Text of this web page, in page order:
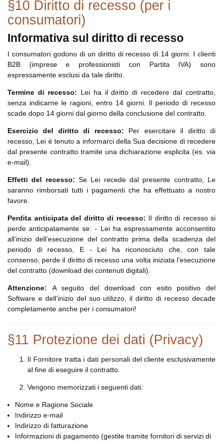
§10 Diritto di recesso (per i
consumatori)
Informativa sul diritto di recesso
I consumatori godono di un diritto di recesso di 14 giorni. I clienti
B2B (imprese e professionisti con Partita IVA) sono
espressamente esclusi da tale diritto.
Termine di recesso: Lei ha il diritto di recedere dal contratto,
senza indicarne le ragioni, entro 14 giorni. Il periodo di recesso
scade dopo 14 giorni dal giorno della conclusione del contratto.
Esercizio del diritto di recesso: Per esercitare il diritto di
recesso, Lei è tenuto a informarci della Sua decisione di recedere
dal presente contratto tramite una dichiarazione esplicita (es. via
e-mail).
Effetti del recesso: Se Lei recede dal presente contratto, Le
saranno rimborsati tutti i pagamenti che ha effettuato a nostro
favore.
Perdita anticipata del diritto di recesso: Il diritto di recesso si
perde anticipatamente se: - Lei ha espressamente acconsentito
all’inizio dell’esecuzione del contratto prima della scadenza del
periodo di recesso, E - Lei ha riconosciuto che, con tale
consenso, perde il diritto di recesso una volta iniziata l’esecuzione
del contratto (download dei contenuti digitali).
Attenzione: A seguito del download con esito positivo del
Software e dell’inizio del suo utilizzo, il diritto di recesso decade
completamente anche per i consumatori!
§11 Protezione dei dati (Privacy)
Il Fornitore tratta i dati personali del cliente esclusivamente
al fine di eseguire il contratto.
Vengono memorizzati i seguenti dati:
Nome e Ragione Sociale
Indirizzo e-mail
Indirizzo di fatturazione
Informazioni di pagamento (gestite tramite fornitori di servizi di